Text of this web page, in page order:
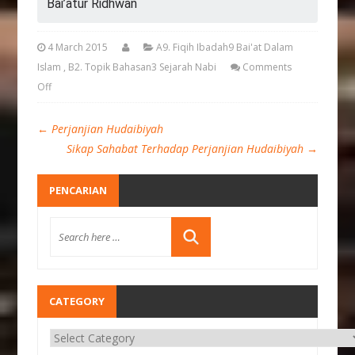
Bai’atur Ridhwan
4 March 2015
A9. Fiqih Ibadah9 Bai'at Dalam
Islam , B2. Topik Bahasan3 Sejarah Nabi
Comments
Off
← Perjanjian Hudaibiyah
Sikap Sahabat Terhadap Perjanjian Hudaibiyah →
PENCARIAN
CATEGORY